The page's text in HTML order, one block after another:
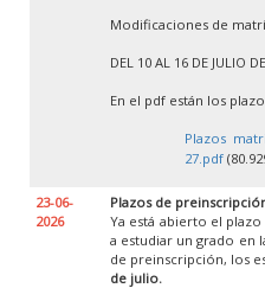
Modificaciones de
DEL 10 AL 16 DE JULIO
En el pdf están los
Plazos
27.pdf
23-06-
2026
Plazos de
Ya está abierto el
a estudiar un grado en
de preinscripción, los
de julio.